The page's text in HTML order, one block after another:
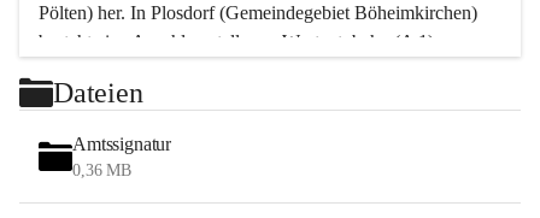
Pölten) her. In Plosdorf (Gemeindegebiet Böheimkirchen)
besteht eine Anschlussstelle zur Westautobahn (A 1).
Wien erreicht man in ca. 45 Minuten.
Stössing zählt noch zum Naherholungsraum Wien sowie
zum Naherholungsraum St. Pölten. Viele Bauernhöfe hatten
„ihre Wiener“. Seit 1960 bauten viele Wiener
Dateien
Amtssignatur
0,36 MB